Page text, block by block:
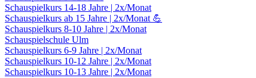
Schauspielkurs 14-18 Jahre | 2x/Monat
Schauspielkurs ab 15 Jahre | 2x/Monat 💪
Schauspielkurs 8-10 Jahre | 2x/Monat
Schauspielschule Ulm
Schauspielkurs 6-9 Jahre | 2x/Monat
Schauspielkurs 10-12 Jahre | 2x/Monat
Schauspielkurs 10-13 Jahre | 2x/Monat